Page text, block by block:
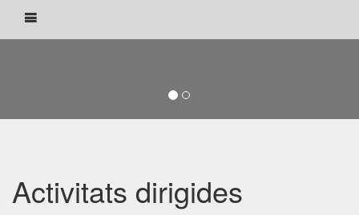
Activitats dirigides